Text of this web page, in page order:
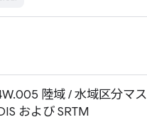
陸域 / 水域区分マス
および SRTM